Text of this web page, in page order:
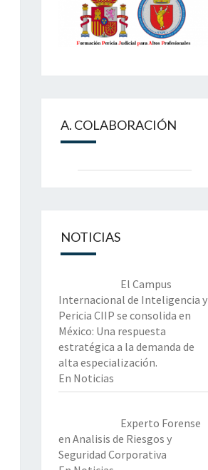
A. COLABORACIÓN
NOTICIAS
El Campus
Internacional de Inteligencia y
Pericia CIIP se consolida en
México: Una respuesta
estratégica a la demanda de
alta especialización.
En Noticias
Experto Forense
en Analisis de Riesgos y
Seguridad Corporativa